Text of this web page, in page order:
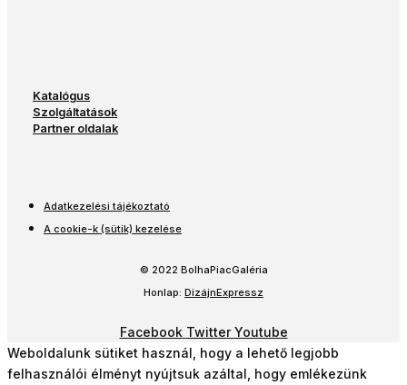
Katalógus
Szolgáltatások
Partner oldalak
Adatkezelési tájékoztató
A cookie-k (sütik) kezelése
© 2022 BolhaPiacGaléria
Honlap: DizájnExpressz
Facebook Twitter Youtube
Weboldalunk sütiket használ, hogy a lehető legjobb
felhasználói élményt nyújtsuk azáltal, hogy emlékezünk